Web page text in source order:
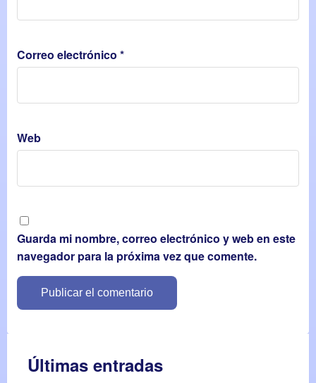
Correo electrónico *
Web
Guarda mi nombre, correo electrónico y web en este
navegador para la próxima vez que comente.
Últimas entradas